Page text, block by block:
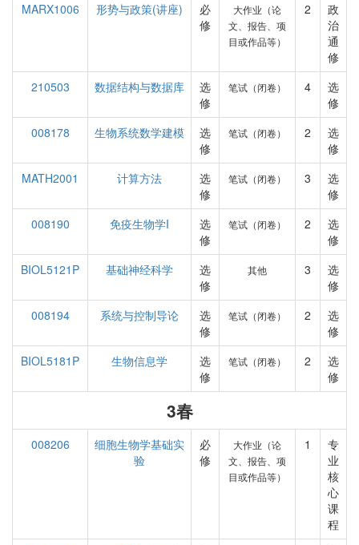
MARX1006
形势与政策(讲座)
必
修
大作业（论
文、报告、项
目或作品等）
2
政
治
通
修
210503
数据结构与数据库
选
修
笔试（闭卷） 4
选
修
008178
生物系统数学建模
选
修
笔试（闭卷） 2
选
修
MATH2001
计算方法
选
修
笔试（闭卷） 3
选
修
008190
免疫生物学I
选
修
笔试（闭卷） 2
选
修
BIOL5121P
基础神经科学
选
修
其他 3
选
修
008194
系统与控制导论
选
修
笔试（闭卷） 2
选
修
BIOL5181P
生物信息学
选
修
笔试（闭卷） 2
选
修
3春
008206
细胞生物学基础实
验
必
修
大作业（论
文、报告、项
目或作品等）
1
专
业
核
心
课
程